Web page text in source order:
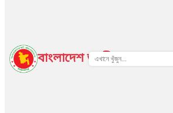
বাংলাদেশ জাতীয় তথ্য বাতায়ন